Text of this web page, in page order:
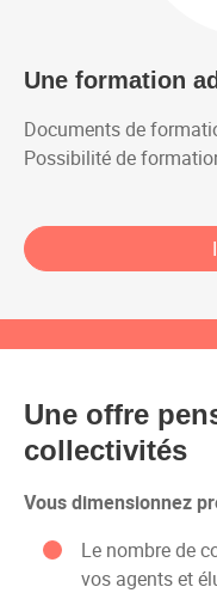
Une formation
Documents de
Possibilité de
Une offre
collectivités
Vous dimensionnez
Le nombre de
vos agents et